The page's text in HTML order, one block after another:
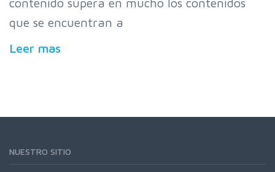
que se encuentran a
Leer mas
NUESTRO SITIO